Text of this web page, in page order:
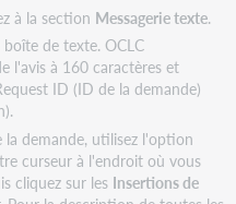
à la section Messagerie texte.
de texte. OCLC
l'avis à 160 caractères et
ID (ID de la demande)
demande, utilisez l'option
curseur à l'endroit où vous
cliquez sur les Insertions de